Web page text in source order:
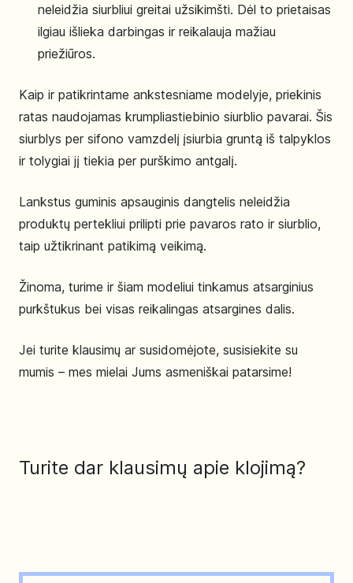
neleidžia siurbliui greitai užsikimšti. Dėl to prietaisas
ilgiau išlieka darbingas ir reikalauja mažiau
priežiūros.
Kaip ir patikrintame ankstesniame modelyje, priekinis
ratas naudojamas krumpliastiebinio siurblio pavarai. Šis
siurblys per sifono vamzdelį įsiurbia gruntą iš talpyklos
ir tolygiai jį tiekia per purškimo antgalį.
Lankstus guminis apsauginis dangtelis neleidžia
produktų pertekliui prilipti prie pavaros rato ir siurblio,
taip užtikrinant patikimą veikimą.
Žinoma, turime ir šiam modeliui tinkamus atsarginius
purkštukus bei visas reikalingas atsargines dalis.
Jei turite klausimų ar susidomėjote, susisiekite su
mumis – mes mielai Jums asmeniškai patarsime!
Turite dar klausimų apie klojimą?